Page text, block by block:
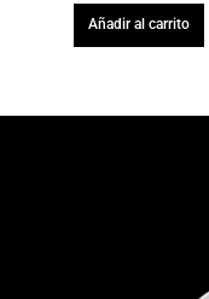
Añadir al carrito